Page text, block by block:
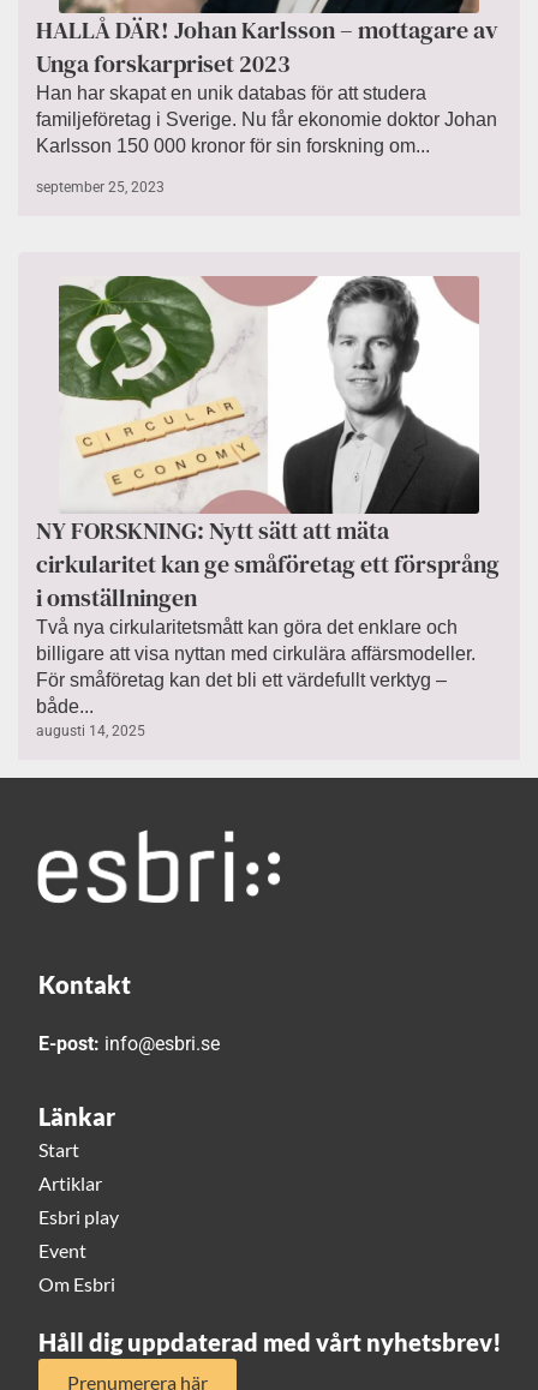
HALLÅ DÄR! Johan Karlsson – mottagare av
Unga forskarpriset 2023
Han har skapat en unik databas för att studera
familjeföretag i Sverige. Nu får ekonomie doktor Johan
Karlsson 150 000 kronor för sin forskning om...
september 25, 2023
NY FORSKNING: Nytt sätt att mäta
cirkularitet kan ge småföretag ett försprång
i omställningen
Två nya cirkularitetsmått kan göra det enklare och
billigare att visa nyttan med cirkulära affärsmodeller.
För småföretag kan det bli ett värdefullt verktyg –
både...
augusti 14, 2025
Kontakt
E-post: info@esbri.se
Länkar
Start
Artiklar
Esbri play
Event
Om Esbri
Håll dig uppdaterad med vårt nyhetsbrev!
Prenumerera här